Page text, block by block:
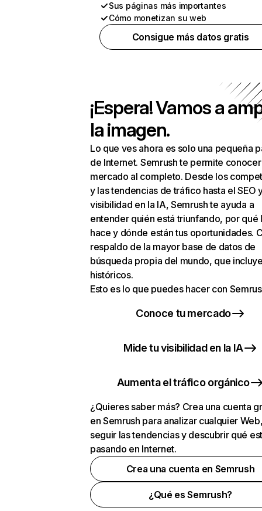
Sus páginas más importantes
Cómo monetizan su web
Consigue más datos gratis
¡Espera! Vamos a
la imagen.
Lo que ves ahora es solo una pequeña
de Internet. Semrush te permite
mercado al completo. Desde los
y las tendencias de tráfico hasta el SEO
visibilidad en la IA, Semrush te ayuda a
entender quién está triunfando, por qué
hace y dónde están tus oportunidades.
respaldo de la mayor base de datos de
búsqueda propia del mundo, que
históricos.
Esto es lo que puedes hacer con
Conoce tu mercado
Mide tu visibilidad en la IA
Aumenta el tráfico orgánico
¿Quieres saber más? Crea una cuenta
en Semrush para analizar cualquier
seguir las tendencias y descubrir qué
pasando en Internet.
Crea una cuenta en Semrush
¿Qué es Semrush?